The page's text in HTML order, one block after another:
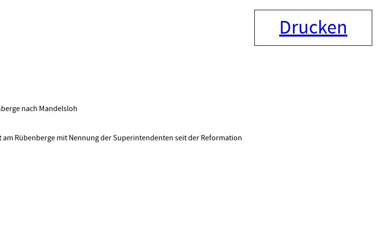
Drucken
nach Mandelsloh
Rübenberge mit Nennung der Superintendenten seit der Reformation